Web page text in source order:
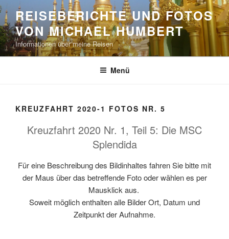
Zum
Inhalt
springen
REISEBERICHTE UND FOTOS
VON MICHAEL HUMBERT
Informationen über meine Reisen
Menü
KREUZFAHRT 2020-1 FOTOS NR. 5
Kreuzfahrt 2020 Nr. 1, Teil 5: Die MSC
Splendida
Für eine Beschreibung des Bildinhaltes fahren Sie bitte mit
der Maus über das betreffende Foto oder wählen es per
Mausklick aus.
Soweit möglich enthalten alle Bilder Ort, Datum und
Zeitpunkt der Aufnahme.